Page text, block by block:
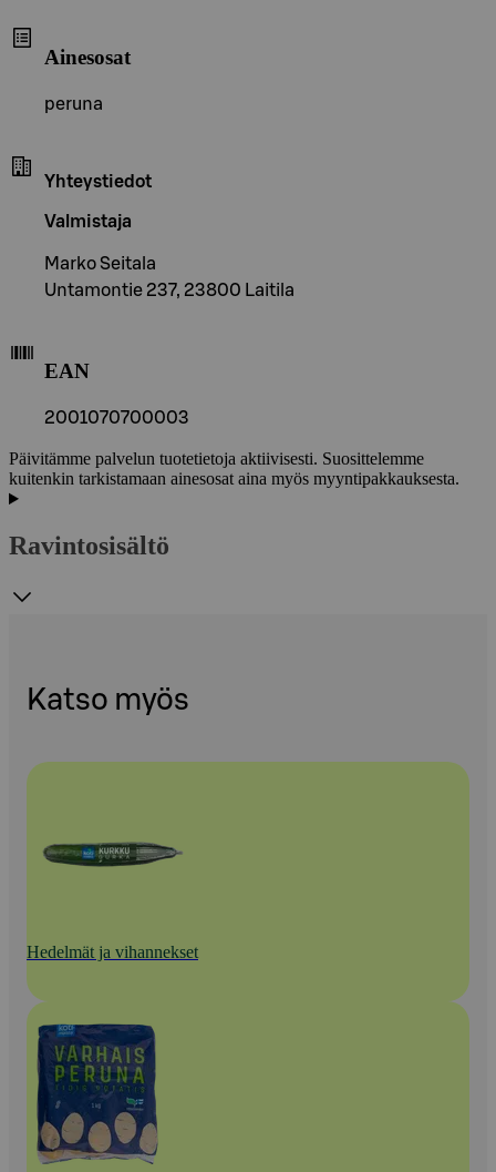
Ainesosat
peruna
Yhteystiedot
Valmistaja
Marko Seitala
Untamontie 237, 23800 Laitila
EAN
2001070700003
Päivitämme palvelun tuotetietoja aktiivisesti. Suosittelemme
kuitenkin tarkistamaan ainesosat aina myös myyntipakkauksesta.
Ravintosisältö
Katso myös
Hedelmät ja vihannekset